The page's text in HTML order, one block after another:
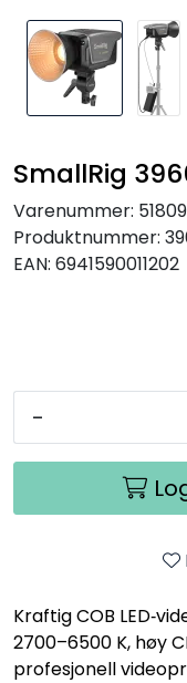
SmallRig
Varenummer:
Produktnummer:
EAN: 6941590011202
-
Kraftig COB
2700–6500 K, høy
profesjonell